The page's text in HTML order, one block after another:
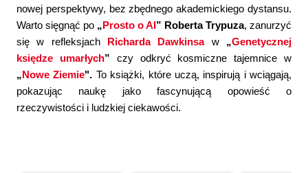
nowej perspektywy, bez zbędnego akademickiego dystansu.
Warto sięgnąć po „Prosto o AI” Roberta Trypuza, zanurzyć
się w refleksjach Richarda Dawkinsaw „Genetycznej
księdze umarłych” czy odkryć kosmiczne tajemnice w
„Nowe Ziemie". To książki, które uczą, inspirują i wciągają,
pokazując naukę jako fascynującą opowieść o
rzeczywistości i ludzkiej ciekawości.